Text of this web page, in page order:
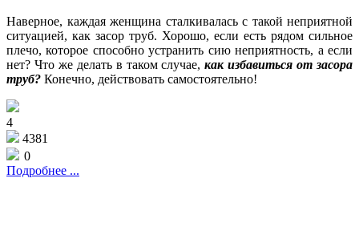
Наверное, каждая женщина сталкивалась с такой неприятной
ситуацией, как засор труб. Хорошо, если есть рядом сильное
плечо, которое способно устранить сию неприятность, а если
нет? Что же делать в таком случае,как избавиться от засора
труб? Конечно, действовать самостоятельно!
4
4381
0
Подробнее ...